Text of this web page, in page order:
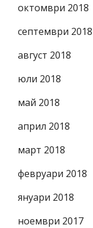
октомври 2018
септември 2018
август 2018
юли 2018
май 2018
април 2018
март 2018
февруари 2018
януари 2018
ноември 2017